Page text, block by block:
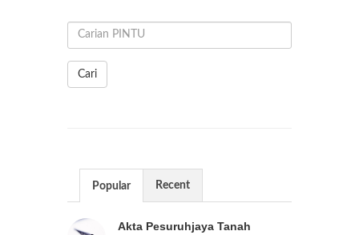
Cari
Popular Recent
Akta Pesuruhjaya Tanah